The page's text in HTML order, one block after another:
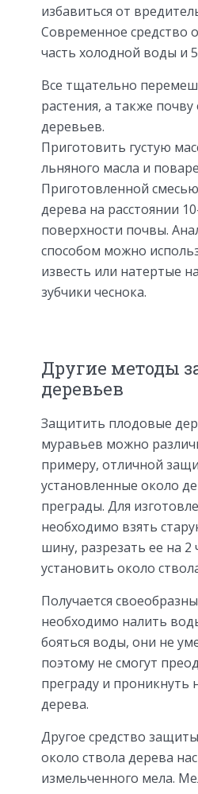
избавиться от
Современное средство
часть холодной воды и
Все тщательно
растения, а также
деревьев.
Приготовить густую
льняного масла и
Приготовленной
дерева на расстоянии
поверхности почвы.
способом можно
известь или натертые
зубчики чеснока.
Другие методы
деревьев
Защитить плодовые
муравьев можно
примеру, отличной
установленные около
преграды. Для
необходимо взять
шину, разрезать ее на 2
установить около
Получается
необходимо налить
бояться воды, они не
поэтому не смогут
преграду и проникнуть
дерева.
Другое средство
около ствола дерева
измельченного мела.